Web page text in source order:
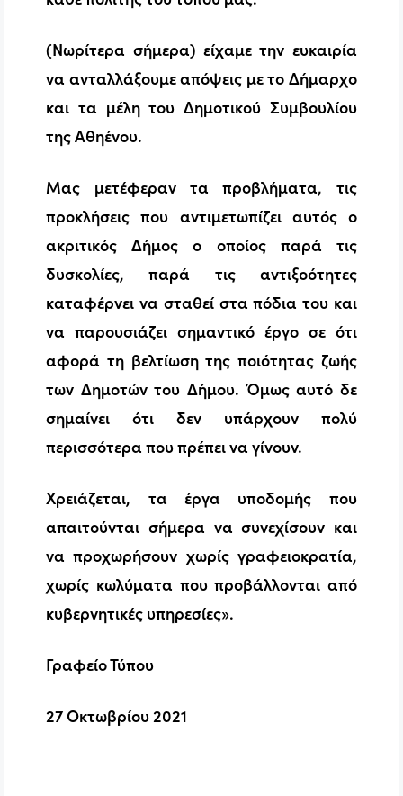
(Νωρίτερα σήμερα) είχαμε την ευκαιρία
να ανταλλάξουμε απόψεις με το Δήμαρχο
και τα μέλη του Δημοτικού Συμβουλίου
της Αθηένου.
Μας μετέφεραν τα προβλήματα, τις
προκλήσεις που αντιμετωπίζει αυτός ο
ακριτικός Δήμος ο οποίος παρά τις
δυσκολίες, παρά τις αντιξοότητες
καταφέρνει να σταθεί στα πόδια του και
να παρουσιάζει σημαντικό έργο σε ότι
αφορά τη βελτίωση της ποιότητας ζωής
των Δημοτών του Δήμου. Όμως αυτό δε
σημαίνει ότι δεν υπάρχουν πολύ
περισσότερα που πρέπει να γίνουν.
Χρειάζεται, τα έργα υποδομής που
απαιτούνται σήμερα να συνεχίσουν και
να προχωρήσουν χωρίς γραφειοκρατία,
χωρίς κωλύματα που προβάλλονται από
κυβερνητικές υπηρεσίες».
Γραφείο Τύπου
27 Οκτωβρίου 2021